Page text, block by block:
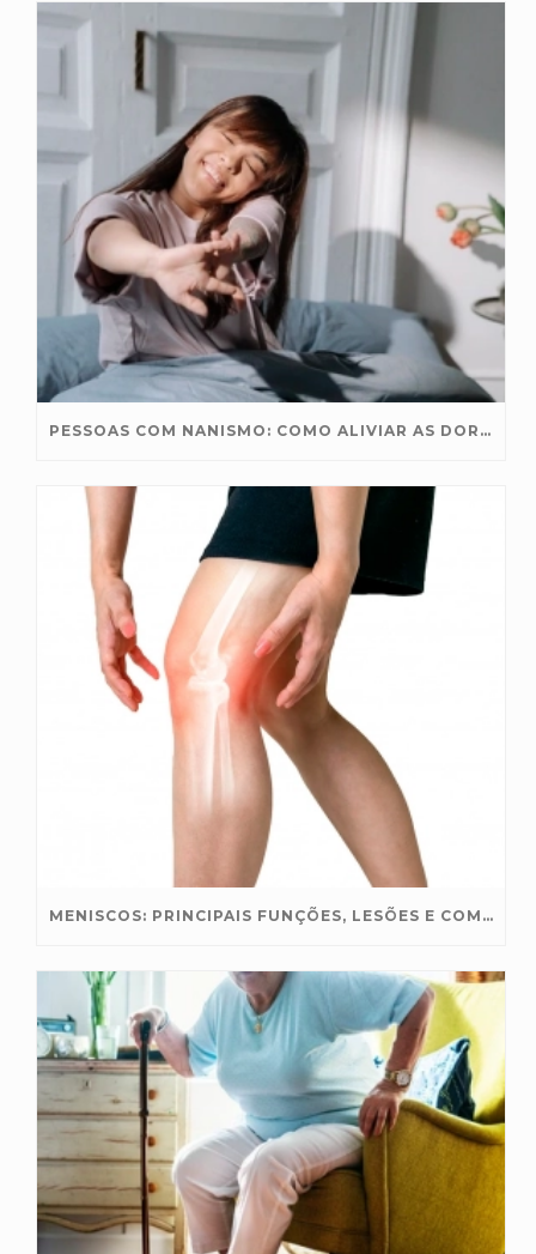
PESSOAS COM NANISMO: COMO ALIVIAR AS DORES NAS ARTICULAÇÕES?
MENISCOS: PRINCIPAIS FUNÇÕES, LESÕES E COMO PROTEGER